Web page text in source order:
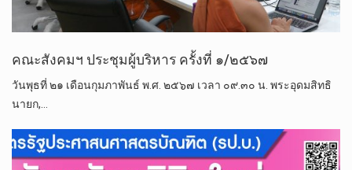
คณะสังคมฯ ประชุมผู้บริหาร ครั้งที่ ๑/๒๕๖๗
วันพุธที่​ ๒๑ เดือนกุมภาพันธ์​ พ.ศ. ๒๕​๖​๗​ เวลา​ ๐๙.๓๐ น.​ พระ​อุดม​สิทธิ​
นายก,…